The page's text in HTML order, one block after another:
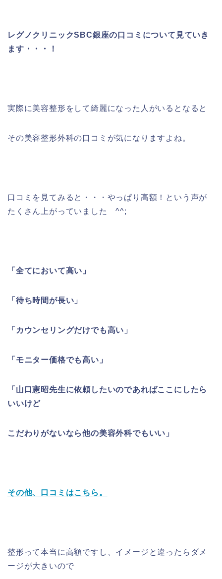
レグノクリニックSBC銀座の口コミについて見ていき
ます・・・！
実際に美容整形をして綺麗になった人がいるとなると
その美容整形外科の口コミが気になりますよね。
口コミを見てみると・・・やっぱり高額！という声が
たくさん上がっていました ^^;
「全てにおいて高い」
「待ち時間が長い」
「カウンセリングだけでも高い」
「モニター価格でも高い」
「山口憲昭先生に依頼したいのであればここにしたら
いいけど
こだわりがないなら他の美容外科でもいい」
その他、口コミはこちら。
整形って本当に高額ですし、イメージと違ったらダメ
ージが大きいので